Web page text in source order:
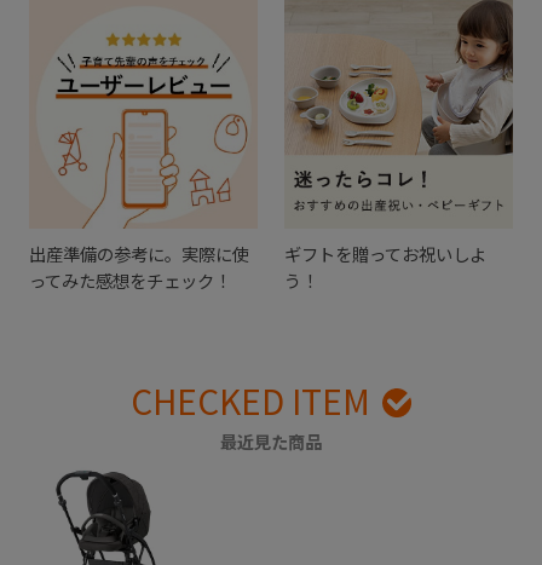
出産準備の参考に。実際に使
ってみた感想をチェック！
ギフトを贈ってお祝いしよ
う！
CHECKED ITEM
最近見た商品